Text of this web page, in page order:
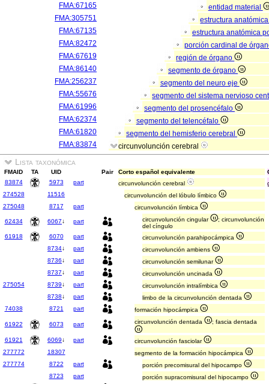
FMA:67165
entidad material
FMA:305751
estructura
FMA:67135
estructura anatómica
FMA:82472
porción cardinal de
FMA:67619
región de órgano
FMA:86140
segmento de órgano
FMA:256237
segmento del neuro eje
FMA:55676
segmento del sistema nervioso
FMA:61996
segmento del prosencéfalo
FMA:62374
segmento del telencéfalo
FMA:61820
segmento del hemisferio cerebral
FMA:83874
circunvolunción cerebral
Lista taxonómica
FMAID TA UID Pair Corto español equivalente
83874
5973 part circunvolunción cerebral
274528
11516
circunvolunción del lóbulo límbico
275048
8717 part circunvolunción límbica
62434 6067↓ part circunvolunción cingular
; circunvolunción
del cíngulo
61918
6070 part
circunvolunción parahipocámpica
8734↓ part
circunvolunción ambiens
8736↓ part
circunvolunción semilunar
8737↓ part
circunvolunción uncinada
275054
8739↓ part
circunvolunción intralímbica
8738↓ part
limbo de la circunvolunción dentada
74038
8721 part formación hipocámpica
61922 6073 part circunvolunción dentada ; fascia dentada
61921 6069↓ part
circunvolunción fasciolar
277772
18307
segmento de la formación hipocámpica
277774
8722 part
porción precomisural del hipocampo
8723
part
porción supracomisural del hipocampo